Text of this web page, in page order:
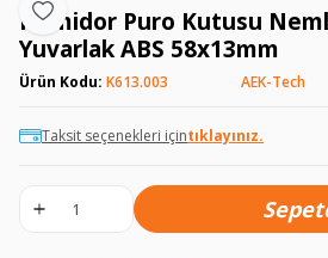
Favoriye Ekle
Humidor Puro Kutusu
Yuvarlak ABS 58x13mm
Ürün Kodu: K613.003 AEK-Tech
Taksit seçenekleri içintıklayınız.